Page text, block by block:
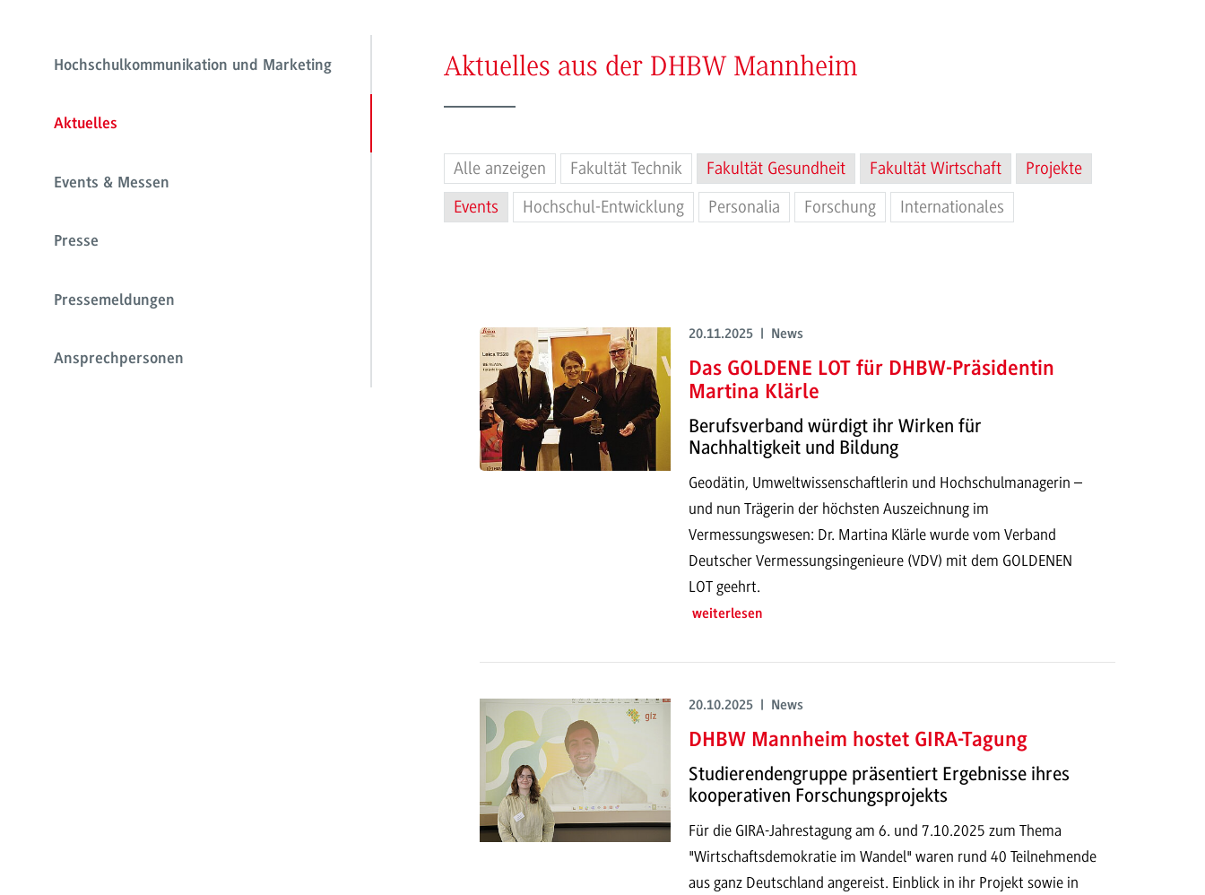
Hochschulkommunikation und Marketing
Aktuelles
Events & Messen
Presse
Pressemeldungen
Ansprechpersonen
Aktuelles aus der DHBW Mannheim
Alle anzeigen Fakultät Technik Fakultät Gesundheit Fakultät Wirtschaft
Projekte
Events
Hochschul-Entwicklung Personalia Forschung Internationales
20.11.2025 | News
Das GOLDENE LOT für DHBW-Präsidentin
Martina Klärle
Berufsverband würdigt ihr Wirken für
Nachhaltigkeit und Bildung
Geodätin, Umweltwissenschaftlerin und Hochschulmanagerin –
und nun Trägerin der höchsten Auszeichnung im
Vermessungswesen: Dr. Martina Klärle wurde vom Verband
Deutscher Vermessungsingenieure (VDV) mit dem GOLDENEN
LOT geehrt.
weiterlesen
20.10.2025 | News
DHBW Mannheim hostet GIRA-Tagung
Studierendengruppe präsentiert Ergebnisse ihres
kooperativen Forschungsprojekts
Für die GIRA-Jahrestagung am 6. und 7.10.2025 zum Thema
"Wirtschaftsdemokratie im Wandel" waren rund 40 Teilnehmende
aus ganz Deutschland angereist. Einblick in ihr Projekt sowie in